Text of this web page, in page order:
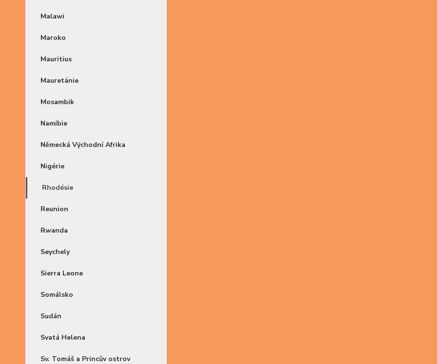
Malawi
Maroko
Mauritius
Mauretánie
Mosambik
Namíbie
Německá Východní Afrika
Nigérie
Rhodésie
Reunion
Rwanda
Seychely
Sierra Leone
Somálsko
Sudán
Svatá Helena
Sv. Tomáš a Princův ostrov